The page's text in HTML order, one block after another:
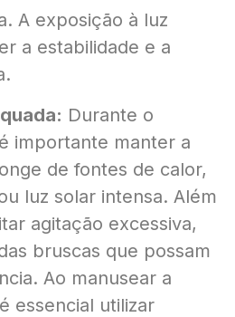
A exposição à luz
a estabilidade e a
Durante o
importante manter a
de fontes de calor,
luz solar intensa. Além
agitação excessiva,
bruscas que possam
Ao manusear a
essencial utilizar